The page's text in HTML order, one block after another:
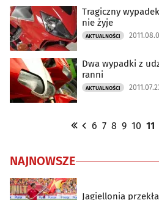
Tragiczny
nie żyje
AKTUALNOŚCI
Dwa wypadki z
ranni
AKTUALNOŚCI
6 7 8 9 10 11
NAJNOWSZE
Jagiellonia